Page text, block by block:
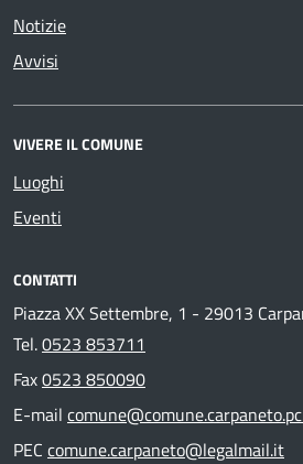
Notizie
Avvisi
VIVERE IL COMUNE
Luoghi
Eventi
CONTATTI
Piazza XX Settembre, 1 - 29013
Tel.0523 853711
Fax0523 850090
E-mail
PEC comune.carpaneto@legalmail.it